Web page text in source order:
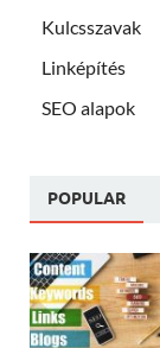
Kulcsszavak
Linképítés
SEO alapok
POPULAR